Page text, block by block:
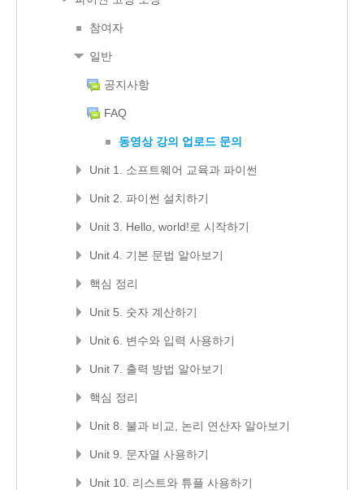
참여자
일반
공지사항
FAQ
동영상 강의 업로드 문의
Unit 1. 소프트웨어 교육과 파이썬
Unit 2. 파이썬 설치하기
Unit 3. Hello, world!로 시작하기
Unit 4. 기본 문법 알아보기
핵심 정리
Unit 5. 숫자 계산하기
Unit 6. 변수와 입력 사용하기
Unit 7. 출력 방법 알아보기
핵심 정리
Unit 8. 불과 비교, 논리 연산자 알아보기
Unit 9. 문자열 사용하기
Unit 10. 리스트와 튜플 사용하기